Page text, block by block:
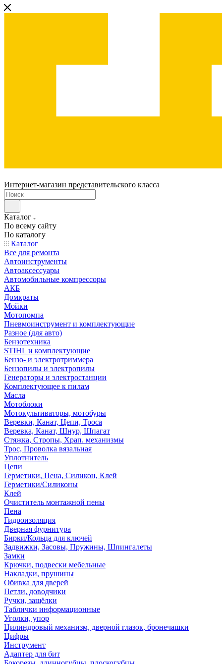
Интернет-магазин представительского класса
Каталог
По всему сайту
По каталогу
Каталог
Все для ремонта
Автоинструменты
Автоаксессуары
Автомобильные компрессоры
АКБ
Домкраты
Мойки
Мотопомпа
Пневмоинструмент и комплектующие
Разное (для авто)
Бензотехника
STIHL и комплектующие
Бензо- и электротриммера
Бензопилы и электропилы
Генераторы и электростанции
Комплектующее к пилам
Масла
Мотоблоки
Мотокультиваторы, мотобуры
Веревки, Канат, Цепи, Троса
Веревка, Канат, Шнур, Шпагат
Стяжка, Стропы, Храп. механизмы
Трос, Проволка вязальная
Уплотнитель
Цепи
Герметики, Пена, Силикон, Клей
Герметики/Силиконы
Клей
Очиститель монтажной пены
Пена
Гидроизоляция
Дверная фурнитура
Бирки/Кольца для ключей
Задвижки, Засовы, Пружины, Шпингалеты
Замки
Крючки, подвески мебельные
Накладки, прушины
Обивка для дверей
Петли, доводчики
Ручки, защёлки
Таблички информационные
Уголки, упор
Цилиндровый механизм, дверной глазок, бронечашки
Цифры
Инструмент
Адаптер для бит